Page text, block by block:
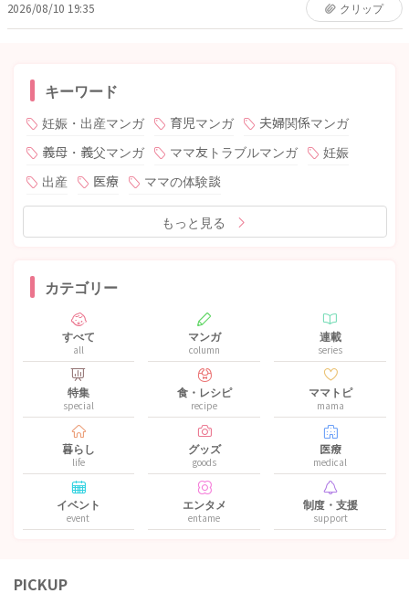
2026/08/10 19:35 クリップ
キーワード
妊娠・出産マンガ 育児マンガ
夫婦関係マンガ
義母・義父マンガ
ママ友トラブルマンガ
妊娠
出産
医療 ママの体験談
もっと見る
カテゴリー
すべて
all
マンガ
column
連載
series
特集
special
食・レシピ
recipe
ママトピ
mama
暮らし
life
グッズ
goods
医療
medical
イベント
event
エンタメ
entame
制度・支援
support
PICKUP